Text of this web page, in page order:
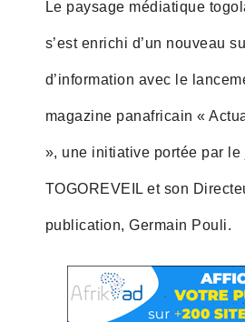
Le paysage médiatique
s’est enrichi d’un nouveau
d’information avec le
magazine panafricain «
», une initiative portée par le
TOGOREVEIL et son
publication, Germain Pouli.